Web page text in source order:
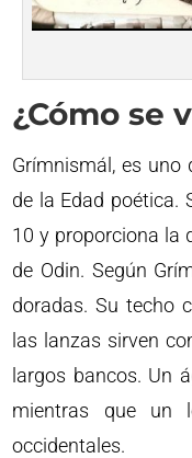
¿Cómo se
Grímnismál, es uno
de la Edad poética.
10 y proporciona la
de Odin. Según
doradas. Su techo
las lanzas sirven
largos bancos. Un
mientras que un
occidentales.